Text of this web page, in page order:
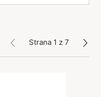
Strana 1 z 7